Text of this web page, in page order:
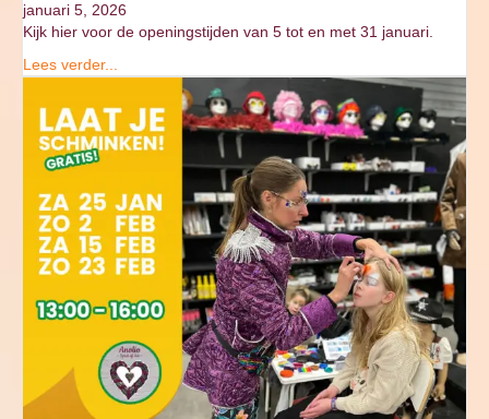
januari 5, 2026
Kijk hier voor de openingstijden van 5 tot en met 31 januari.
Lees verder...